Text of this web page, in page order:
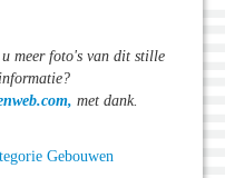
meer foto's van dit stille
met dank.
Gebouwen